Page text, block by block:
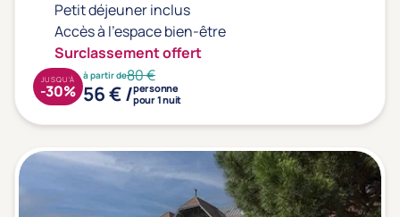
Petit déjeuner inclus
Accès à l'espace bien-être
Surclassement offert
à partir de80 €
56 € /personne
pour 1 nuit
JUSQU'À
-30%